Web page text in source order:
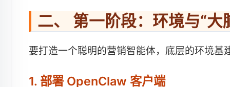
二、 第一阶段：环境与“
要打造一个聪明的营销智能体，底层的环境基
1. 部署 OpenClaw 客户端